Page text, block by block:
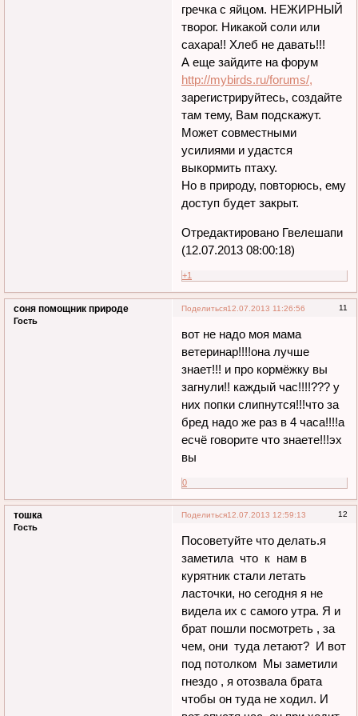
гречка с яйцом. НЕЖИРНЫЙ
творог. Никакой соли или
сахара!! Хлеб не давать!!!
А еще зайдите на форум
http://mybirds.ru/forums/,
зарегистрируйтесь, создайте
там тему, Вам подскажут.
Может совместными
усилиями и удастся
выкормить птаху.
Но в природу, повторюсь, ему
доступ будет закрыт.
Отредактировано Гвелешапи
(12.07.2013 08:00:18)
+1
Поделиться 11
12.07.2013 11:26:56
соня помощник природе
Гость
вот не надо моя мама
ветеринар!!!!она лучше
знает!!! и про кормёжку вы
загнули!! каждый час!!!!??? у
них попки слипнутся!!!что за
бред надо же раз в 4 часа!!!!а
есчё говорите что знаете!!!эх
вы
0
Поделиться 12
12.07.2013 12:59:13
тошка
Гость
Посоветуйте что делать.я
заметила что к нам в
курятник стали летать
ласточки, но сегодня я не
видела их с самого утра. Я и
брат пошли посмотреть , за
чем, они туда летают? И вот
под потолком Мы заметили
гнездо , я отозвала брата
чтобы он туда не ходил. И